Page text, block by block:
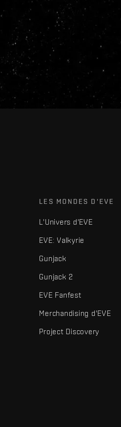
LES MONDES D'EVE
L'Univers d'EVE
EVE: Valkyrie
Gunjack
Gunjack 2
EVE Fanfest
Merchandising d'EVE
Project Discovery